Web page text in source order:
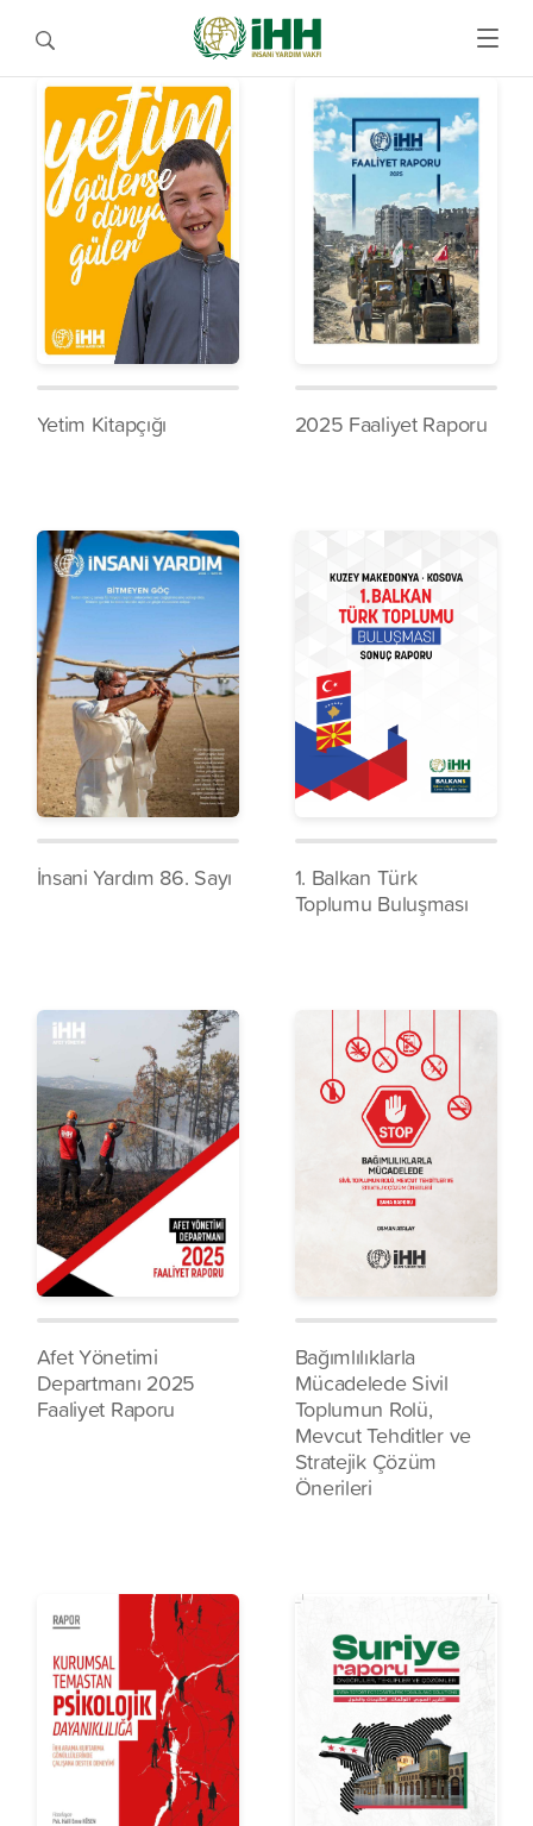
Yetim Kitapçığı 2025 Faaliyet Raporu
İnsani Yardım 86. Sayı
1. Balkan Türk
Toplumu Buluşması
Afet Yönetimi
Departmanı 2025
Faaliyet Raporu
Bağımlılıklarla
Mücadelede Sivil
Toplumun Rolü,
Mevcut Tehditler ve
Stratejik Çözüm
Önerileri